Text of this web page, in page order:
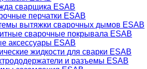
сварщика ESAB
перчатки ESAB
вытяжки сварочных дымов ESAB
сварочные покрывала ESAB
аксессуары ESAB
жидкости для сварки ESAB
и разъемы ESAB